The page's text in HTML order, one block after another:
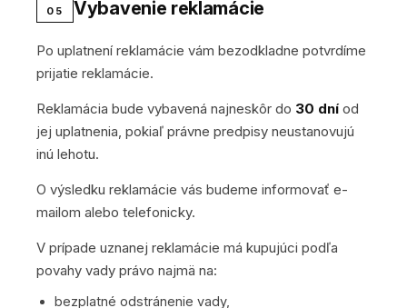
05 Vybavenie reklamácie
Po uplatnení reklamácie vám bezodkladne potvrdíme
prijatie reklamácie.
Reklamácia bude vybavená najneskôr do 30 dní od
jej uplatnenia, pokiaľ právne predpisy neustanovujú
inú lehotu.
O výsledku reklamácie vás budeme informovať e-
mailom alebo telefonicky.
V prípade uznanej reklamácie má kupujúci podľa
povahy vady právo najmä na:
bezplatné odstránenie vady,